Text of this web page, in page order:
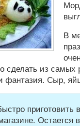
В
сделать из самых
фантазия. Сыр,
приготовить